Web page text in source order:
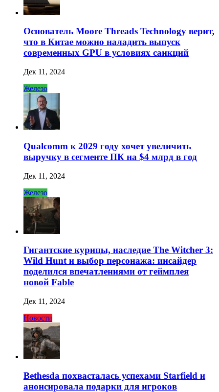
Основатель Moore Threads Technology верит,
что в Китае можно наладить выпуск
современных GPU в условиях санкций
Дек 11, 2024
Железо
Qualcomm к 2029 году хочет увеличить
выручку в сегменте ПК на $4 млрд в год
Дек 11, 2024
Железо
Гигантские курицы, наследие The Witcher 3:
Wild Hunt и выбор персонажа: инсайдер
поделился впечатлениями от геймплея
новой Fable
Дек 11, 2024
Новости
Bethesda похвасталась успехами Starfield и
анонсировала подарки для игроков